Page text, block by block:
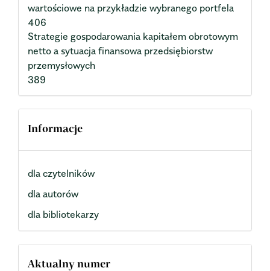
wartościowe na przykładzie wybranego portfela
406
Strategie gospodarowania kapitałem obrotowym
netto a sytuacja finansowa przedsiębiorstw
przemysłowych
389
Informacje
dla czytelników
dla autorów
dla bibliotekarzy
Aktualny numer